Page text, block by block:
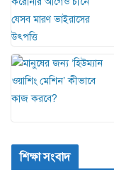
শিক্ষা সংবাদ